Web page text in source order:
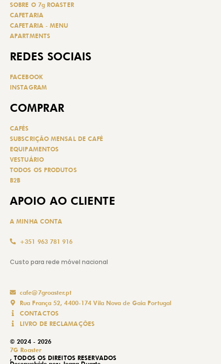
SOBRE O 7g ROASTER
CAFETARIA
CAFETARIA - MENU
APARTMENTS
REDES SOCIAIS
FACEBOOK
INSTAGRAM
COMPRAR
CAFÉS
SUBSCRIÇÃO MENSAL DE CAFÉ
EQUIPAMENTOS
VESTUÁRIO
TODOS OS PRODUTOS
B2B
APOIO AO CLIENTE
A MINHA CONTA
+351 963 781 916
Custo para rede móvel nacional
cafe@7groaster.pt
Rua França 52, 4400-174 Vila Nova de Gaia Portugal
CONTACTOS
LIVRO DE RECLAMAÇÕES
© 2024 - 2026
7G Roaster
, TODOS OS DIREITOS RESERVADOS